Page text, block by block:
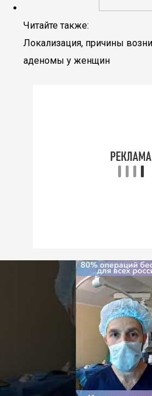
Читайте также:
Локализация, причины
аденомы у женщин